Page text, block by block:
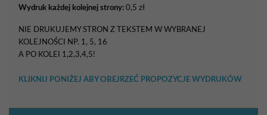
Wydruk każdej kolejnej strony: 0,5 zł
NIE DRUKUJEMY STRON Z TEKSTEM W WYBRANEJ
KOLEJNOŚCI NP. 1, 5, 16
A PO KOLEI 1,2,3,4,5!
KLIKNIJ PONIŻEJ ABY OBEJRZEĆ PROPOZYCJE WYDRUKÓW